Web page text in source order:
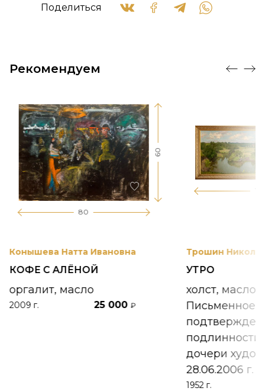
Поделиться
Рекомендуем
80
60
Конышева Натта Ивановна
КОФЕ С АЛЁНОЙ
оргалит, масло
2009 г. 25 000 ₽
174
Трошин
УТРО
холст, масло
Письменное
подлинности
дочери
28.06.2006 г.
1952 г.